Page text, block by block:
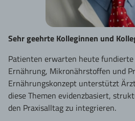
Sehr geehrte Kolleginnen und
Patienten erwarten heute fundierte
Ernährung, Mikronährstoffen und
Ernährungskonzept unterstützt
diese Themen evidenzbasiert,
den Praxisalltag zu integrieren.